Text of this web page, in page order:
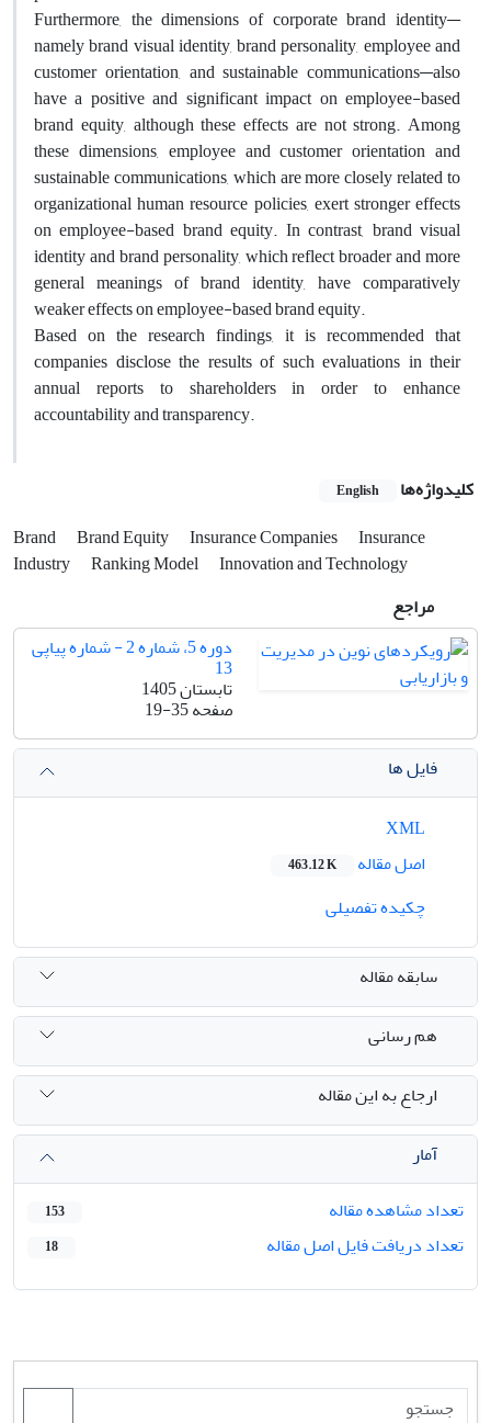
Furthermore, the dimensions of corporate brand identity—
namely brand visual identity, brand personality, employee and
customer orientation, and sustainable communications—also
have a positive and significant impact on employee-based
brand equity, although these effects are not strong. Among
these dimensions, employee and customer orientation and
sustainable communications, which are more closely related to
organizational human resource policies, exert stronger effects
on employee-based brand equity. In contrast, brand visual
identity and brand personality, which reflect broader and more
general meanings of brand identity, have comparatively
weaker effects on employee-based brand equity.
Based on the research findings, it is recommended that
companies disclose the results of such evaluations in their
annual reports to shareholders in order to enhance
accountability and transparency.
کلیدواژه‌ها English
Brand Brand Equity Insurance Companies
Insurance
Industry
Ranking Model
Innovation and Technology
مراجع
دوره 5، شماره 2 - شماره پیاپی
13
تابستان 1405
صفحه19-35
فایل ها
اصل مقاله
463.12 K
چکیده تفصیلی
سابقه مقاله
هم رسانی
ارجاع به این مقاله
آمار
تعداد مشاهده مقاله
153
تعداد دریافت فایل اصل مقاله 18